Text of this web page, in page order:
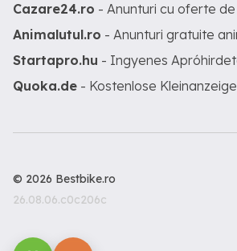
Cazare24.ro - Anunturi cu oferte
Animalutul.ro - Anunturi gratuite
Startapro.hu - Ingyenes
Quoka.de - Kostenlose
© 2026 Bestbike.ro
26.08.06.c0c206c